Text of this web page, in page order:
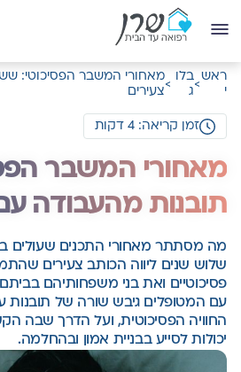
ראש
י
>
בלו
ג
>
מאחורי המשבר הפסיכוטי:
צעירים
זמן קריאה: 4 דקות
מאחורי המשבר
תובנות מהעבודה
מה מסתתר מאחורי התכנים שעולים
שלוש שנים ליווה הכותב צעירים
פסיכוטיים ואת בני משפחותיהם
עם המטופלים גיבש שורה של
החוויה הפסיכוטית, ועל הדרך שבה
יכולות לסייע בבניית אמון ובהחלמה.